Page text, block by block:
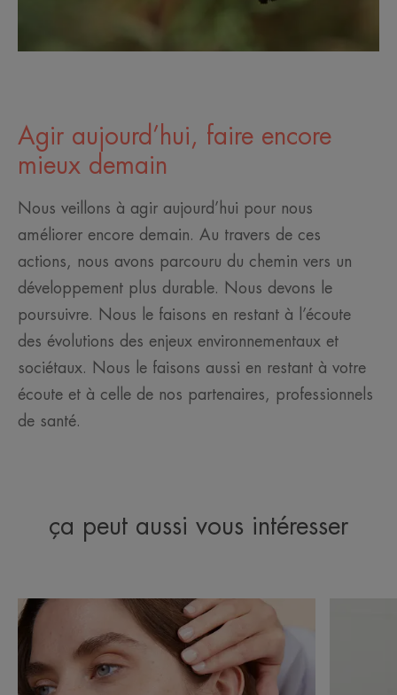
Agir aujourd’hui, faire encore
mieux demain
Nous veillons à agir aujourd’hui pour nous
améliorer encore demain. Au travers de ces
actions, nous avons parcouru du chemin vers un
développement plus durable. Nous devons le
poursuivre. Nous le faisons en restant à l’écoute
des évolutions des enjeux environnementaux et
sociétaux. Nous le faisons aussi en restant à votre
écoute et à celle de nos partenaires, professionnels
de santé.
ça peut aussi vous intéresser
Découvrir
Décryptage
/Les
formules
de